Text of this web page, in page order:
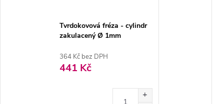
Tvrdokovová fréza - cylindr
zakulacený Ø 1mm
364 Kč bez DPH
441 Kč